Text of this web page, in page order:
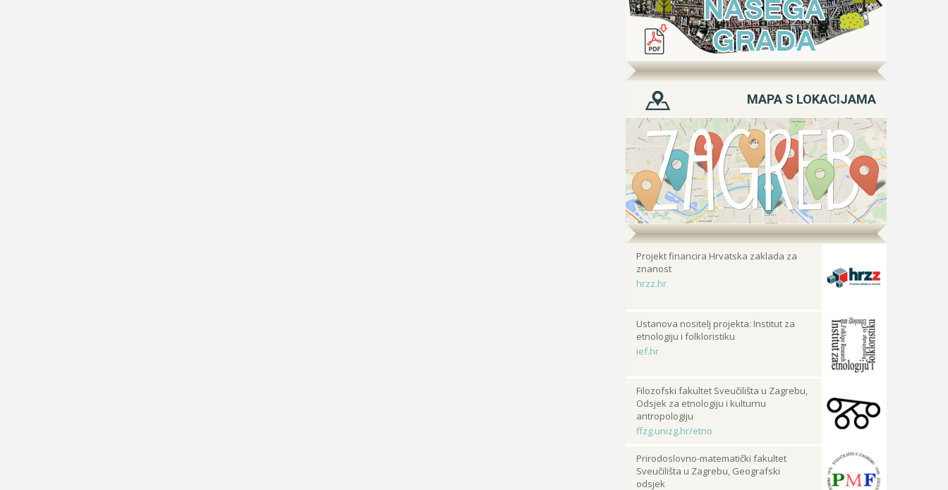
MAPA S LOKACIJAMA
Projekt financira Hrvatska zaklada za
znanost
hrzz.hr
Ustanova nositelj projekta: Institut za
etnologiju i folkloristiku
ief.hr
Filozofski fakultet Sveučilišta u Zagrebu,
Odsjek za etnologiju i kulturnu
antropologiju
ffzg.unizg.hr/etno
Prirodoslovno-matematički fakultet
Sveučilišta u Zagrebu, Geografski
odsjek